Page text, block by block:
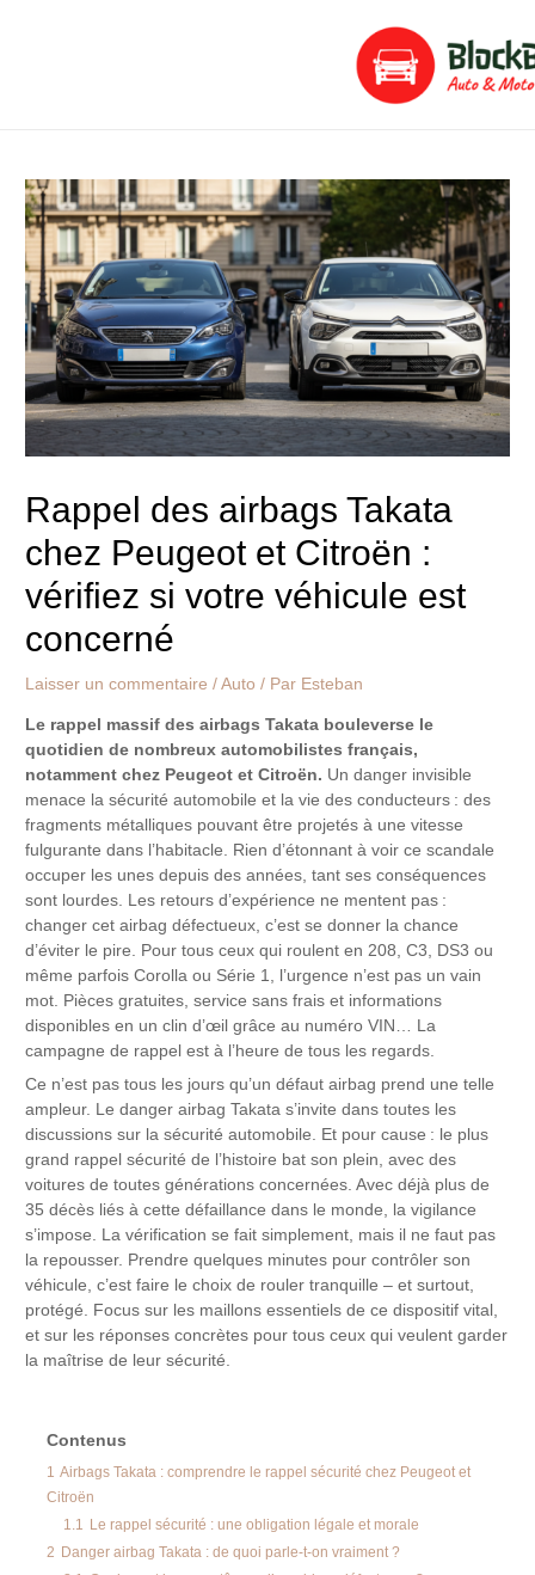
Rappel des airbags Takata
chez Peugeot et Citroën :
vérifiez si votre véhicule est
concerné
Laisser un commentaire /Auto / Par Esteban
Le rappel massif des airbags Takata bouleverse le
quotidien de nombreux automobilistes français,
notamment chez Peugeot et Citroën. Un danger invisible
menace la sécurité automobile et la vie des conducteurs : des
fragments métalliques pouvant être projetés à une vitesse
fulgurante dans l’habitacle. Rien d’étonnant à voir ce scandale
occuper les unes depuis des années, tant ses conséquences
sont lourdes. Les retours d’expérience ne mentent pas :
changer cet airbag défectueux, c’est se donner la chance
d’éviter le pire. Pour tous ceux qui roulent en 208, C3, DS3 ou
même parfois Corolla ou Série 1, l’urgence n’est pas un vain
mot. Pièces gratuites, service sans frais et informations
disponibles en un clin d’œil grâce au numéro VIN… La
campagne de rappel est à l’heure de tous les regards.
Ce n’est pas tous les jours qu’un défaut airbag prend une telle
ampleur. Le danger airbag Takata s’invite dans toutes les
discussions sur la sécurité automobile. Et pour cause : le plus
grand rappel sécurité de l’histoire bat son plein, avec des
voitures de toutes générations concernées. Avec déjà plus de
35 décès liés à cette défaillance dans le monde, la vigilance
s’impose. La vérification se fait simplement, mais il ne faut pas
la repousser. Prendre quelques minutes pour contrôler son
véhicule, c’est faire le choix de rouler tranquille – et surtout,
protégé. Focus sur les maillons essentiels de ce dispositif vital,
et sur les réponses concrètes pour tous ceux qui veulent garder
la maîtrise de leur sécurité.
Contenus
1 Airbags Takata : comprendre le rappel sécurité chez Peugeot et
Citroën
1.1 Le rappel sécurité : une obligation légale et morale
2 Danger airbag Takata : de quoi parle-t-on vraiment ?